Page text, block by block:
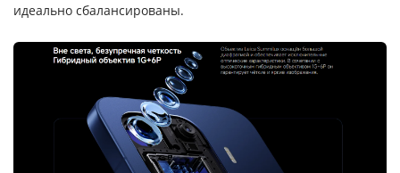
идеально сбалансированы.